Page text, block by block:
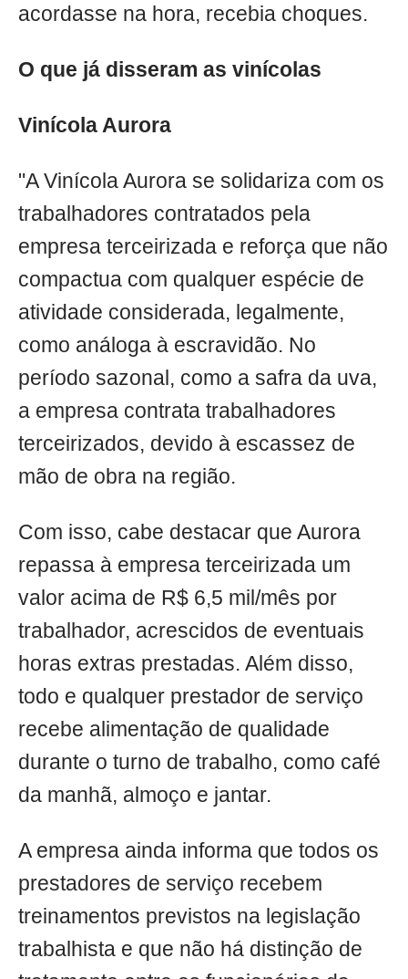
acordasse na hora, recebia choques.
O que já disseram as vinícolas
Vinícola Aurora
"A Vinícola Aurora se solidariza com os
trabalhadores contratados pela
empresa terceirizada e reforça que não
compactua com qualquer espécie de
atividade considerada, legalmente,
como análoga à escravidão. No
período sazonal, como a safra da uva,
a empresa contrata trabalhadores
terceirizados, devido à escassez de
mão de obra na região.
Com isso, cabe destacar que Aurora
repassa à empresa terceirizada um
valor acima de R$ 6,5 mil/mês por
trabalhador, acrescidos de eventuais
horas extras prestadas. Além disso,
todo e qualquer prestador de serviço
recebe alimentação de qualidade
durante o turno de trabalho, como café
da manhã, almoço e jantar.
A empresa ainda informa que todos os
prestadores de serviço recebem
treinamentos previstos na legislação
trabalhista e que não há distinção de